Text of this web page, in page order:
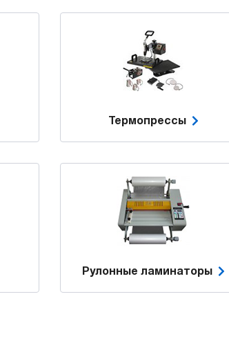
Термопрессы
Рулонные ламинаторы